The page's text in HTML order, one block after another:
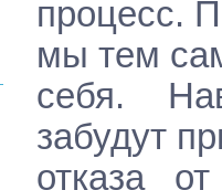
процесс.
мы тем
себя.
забудут
отказа